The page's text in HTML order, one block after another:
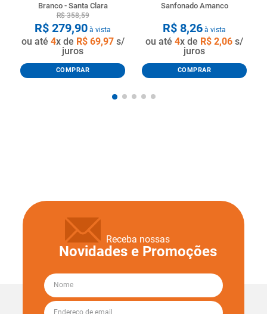
Branco - Santa Clara
R$ 358,59
R$ 279,90 à vista
ou até 4x de R$ 69,97s/
juros
COMPRAR
Sanfonado Amanco
R$ 8,26 à vista
ou até 4x de R$ 2,06 s/
juros
COMPRAR
Receba nossas
Novidades e Promoções